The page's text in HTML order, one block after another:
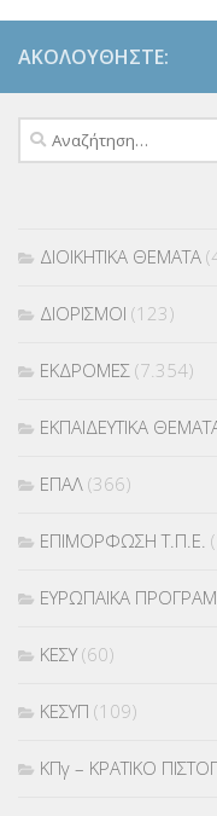
ΑΚΟΛΟΥΘΉΣΤΕ:
Αναζήτηση
για:
ΔΗΜΟΣΙΕΥΣΕΙΣ ΠΡΙΝ
ΔΙΟΙΚΗΤΙΚΑ ΘΕΜΑΤΑ
ΔΙΟΡΙΣΜΟΙ (123)
ΕΚΔΡΟΜΕΣ (7.354)
ΕΚΠΑΙΔΕΥΤΙΚΑ
ΕΠΑΛ (366)
ΕΠΙΜΟΡΦΩΣΗ Τ.Π.Ε.
ΕΥΡΩΠΑΪΚΑ
ΚΕΣΥ(60)
ΚΕΣΥΠ (109)
ΚΠγ – ΚΡΑΤΙΚΟ